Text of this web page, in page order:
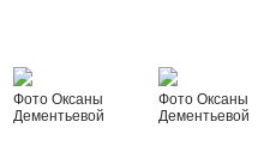
Фото Оксаны
Дементьевой
Фото Оксаны
Дементьевой